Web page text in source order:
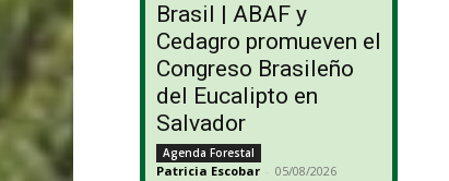
Brasil | ABAF y
Cedagro promueven el
Congreso Brasileño
del Eucalipto en
Salvador
Agenda Forestal
Patricia Escobar - 05/08/2026